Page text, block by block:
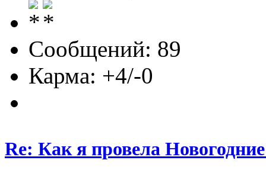
Сообщений: 89
Карма: +4/-0
Re: Как я провела